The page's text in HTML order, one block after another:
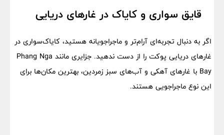
قایق سواری و کایاک در غارهای دریایی
اگر به دنبال تجربه‌ای آرام‌تر و ماجراجویانه هستید، کایاک‌سواری در
غارهای دریایی پوکت را از دست ندهید. جزایری مانند Phang Nga
Bay با غارهای آهکی و آب‌های سبز زمردین، بهترین مکان‌ها برای
این نوع ماجراجویی هستند.